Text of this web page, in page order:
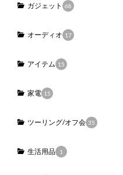
ガジェット 68
オーディオ 17
アイテム 15
家電 15
ツーリング/オフ会 35
生活用品 1